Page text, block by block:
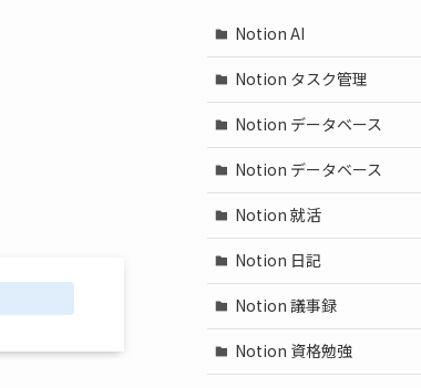
Notion AI
Notion タスク管理
Notion データベース
Notion データベース
Notion 就活
Notion 日記
Notion 議事録
Notion 資格勉強